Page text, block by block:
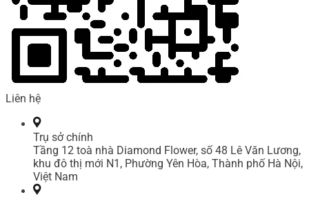
Liên hệ
Trụ sở chính
Tầng 12 toà nhà Diamond Flower, số 48 Lê Văn Lương,
khu đô thị mới N1, Phường Yên Hòa, Thành phố Hà Nội,
Việt Nam